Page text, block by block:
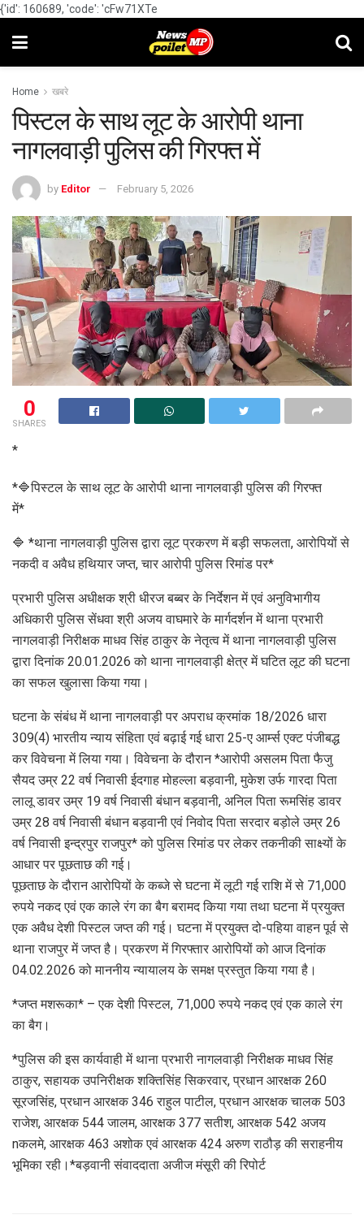
{'id': 160689, 'code': 'cFw71XTe
Home खबरे
पिस्टल के साथ लूट के आरोपी थाना
नागलवाड़ी पुलिस की गिरफ्त में
by Editor February 5, 2026
0
SHARES
*
*🔷पिस्टल के साथ लूट के आरोपी थाना नागलवाड़ी पुलिस की गिरफ्त
में*
🔷 *थाना नागलवाड़ी पुलिस द्वारा लूट प्रकरण में बड़ी सफलता, आरोपियों से
नकदी व अवैध हथियार जप्त, चार आरोपी पुलिस रिमांड पर*
प्रभारी पुलिस अधीक्षक श्री धीरज बब्बर के निर्देशन में एवं अनुविभागीय
अधिकारी पुलिस सेंधवा श्री अजय वाघमारे के मार्गदर्शन में थाना प्रभारी
नागलवाड़ी निरीक्षक माधव सिंह ठाकुर के नेतृत्व में थाना नागलवाड़ी पुलिस
द्वारा दिनांक 20.01.2026 को थाना नागलवाड़ी क्षेत्र में घटित लूट की घटना
का सफल खुलासा किया गया।
घटना के संबंध में थाना नागलवाड़ी पर अपराध क्रमांक 18/2026 धारा
309(4) भारतीय न्याय संहिता एवं बढ़ाई गई धारा 25-ए आर्म्स एक्ट पंजीबद्ध
कर विवेचना में लिया गया। विवेचना के दौरान *आरोपी असलम पिता फैजु
सैयद उम्र 22 वर्ष निवासी ईदगाह मोहल्ला बड़वानी, मुकेश उर्फ गारदा पिता
लालू डावर उम्र 19 वर्ष निवासी बंधान बड़वानी, अनिल पिता रूमसिंह डावर
उम्र 28 वर्ष निवासी बंधान बड़वानी एवं निवोद पिता सरदार बड़ोले उम्र 26
वर्ष निवासी इन्द्रपुर राजपुर* को पुलिस रिमांड पर लेकर तकनीकी साक्ष्यों के
आधार पर पूछताछ की गई।
पूछताछ के दौरान आरोपियों के कब्जे से घटना में लूटी गई राशि में से 71,000
रुपये नकद एवं एक काले रंग का बैग बरामद किया गया तथा घटना में प्रयुक्त
एक अवैध देशी पिस्टल जप्त की गई। घटना में प्रयुक्त दो-पहिया वाहन पूर्व से
थाना राजपुर में जप्त है। प्रकरण में गिरफ्तार आरोपियों को आज दिनांक
04.02.2026 को माननीय न्यायालय के समक्ष प्रस्तुत किया गया है।
*जप्त मशरूका* – एक देशी पिस्टल, 71,000 रुपये नकद एवं एक काले रंग
का बैग।
*पुलिस की इस कार्यवाही में थाना प्रभारी नागलवाड़ी निरीक्षक माधव सिंह
ठाकुर, सहायक उपनिरीक्षक शक्तिसिंह सिकरवार, प्रधान आरक्षक 260
सूरजसिंह, प्रधान आरक्षक 346 राहुल पाटील, प्रधान आरक्षक चालक 503
राजेश, आरक्षक 544 जालम, आरक्षक 377 सतीश, आरक्षक 542 अजय
nकलमे, आरक्षक 463 अशोक एवं आरक्षक 424 अरुण राठौड़ की सराहनीय
भूमिका रही।*बड़वानी संवाददाता अजीज मंसूरी की रिपोर्ट